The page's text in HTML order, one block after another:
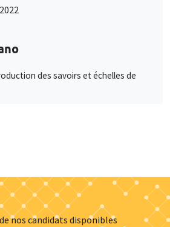
des savoirs et échelles de
nos candidats disponibles